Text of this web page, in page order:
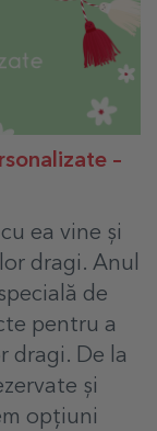
–
ea vine și
dragi. Anul
de
pentru a
dragi. De la
și
opțiuni